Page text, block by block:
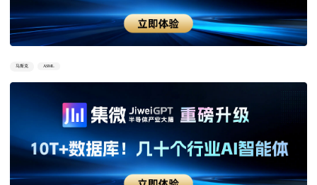
马斯克 ASML